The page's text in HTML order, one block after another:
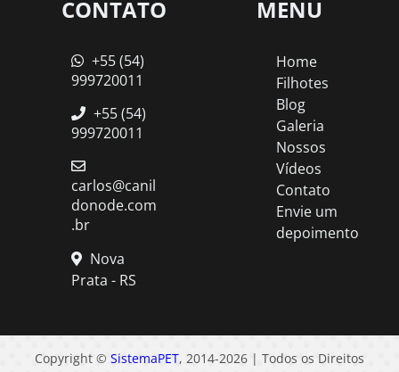
CONTATO
+55 (54)
999720011
+55 (54)
999720011
carlos@canil
donode.com
.br
Nova
Prata - RS
MENU
Home
Filhotes
Blog
Galeria
Nossos
Vídeos
Contato
Envie um
depoimento
Copyright © SistemaPET, 2014-2026 | Todos os Direitos